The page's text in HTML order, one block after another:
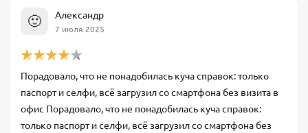
🙂 Александр
7 июля 2025
Порадовало, что не понадобилась куча справок: только
паспорт и селфи, всё загрузил со смартфона без визита в
офис Порадовало, что не понадобилась куча справок:
только паспорт и селфи, всё загрузил со смартфона без